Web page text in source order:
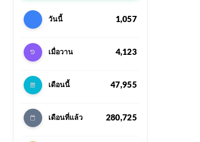
วันนี้ 1,057
เมื่อวาน 4,123
เดือนนี้ 47,955
เดือนที่แล้ว 280,725